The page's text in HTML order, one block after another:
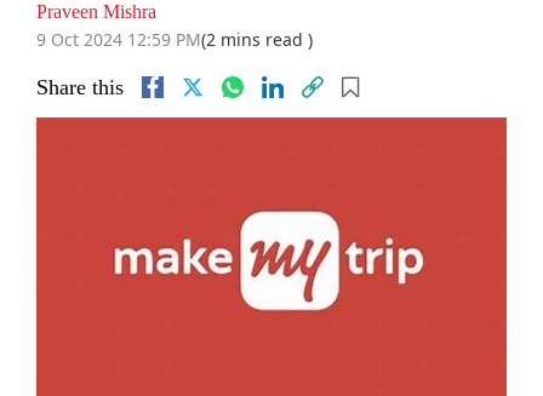
Praveen Mishra
9 Oct 2024 12:59 PM(2 mins read )
Share this